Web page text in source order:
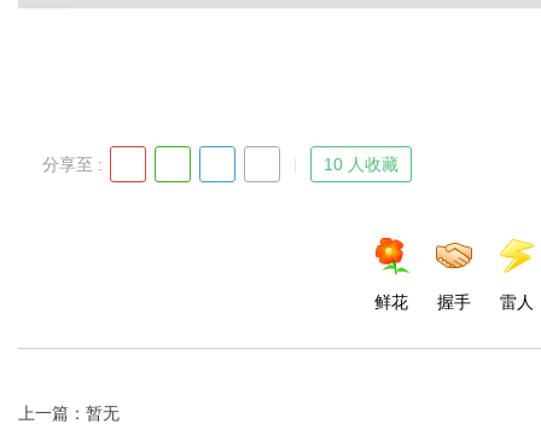
分享至 : 10 人收藏
鲜花 握手 雷人
上一篇：暂无